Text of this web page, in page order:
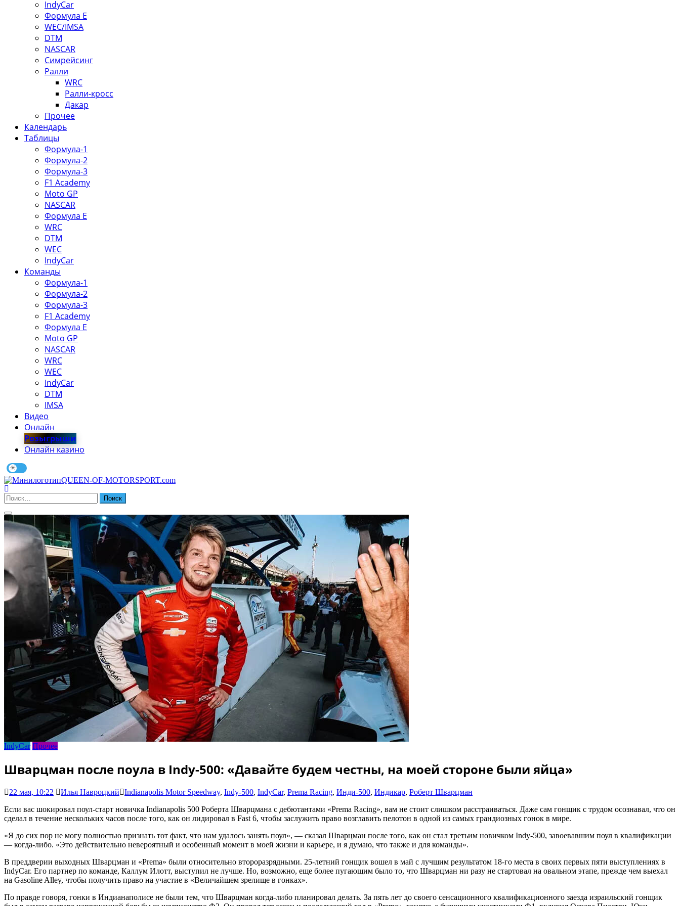
IndyCar
Формула Е
WEC/IMSA
DTM
NASCAR
Симрейсинг
Ралли
WRC
Ралли-кросс
Дакар
Прочее
Календарь
Таблицы
Формула-1
Формула-2
Формула-3
F1 Academy
Moto GP
NASCAR
Формула Е
WRC
DTM
WEC
IndyCar
Команды
Формула-1
Формула-2
Формула-3
F1 Academy
Формула Е
Moto GP
NASCAR
WRC
WEC
IndyCar
DTM
IMSA
Видео
Онлайн
Розыгрыши
Онлайн казино
QUEEN-OF-MOTORSPORT.com
Найти:
IndyCar Прочее
Шварцман после поула в Indy-500: «Давайте будем честны, на моей стороне были яйца»
22 мая, 10:22 Илья Навроцкий Indianapolis Motor Speedway, Indy-500, IndyCar, Prema Racing, Инди-500, Индикар, Роберт Шварцман
Если вас шокировал поул-старт новичка Indianapolis 500 Роберта Шварцмана с дебютантами «Prema Racing», вам не стоит слишком расстраиваться. Даже сам гонщик с трудом осознавал, что он
сделал в течение нескольких часов после того, как он лидировал в Fast 6, чтобы заслужить право возглавить пелотон в одной из самых грандиозных гонок в мире.
«Я до сих пор не могу полностью признать тот факт, что нам удалось занять поул», — сказал Шварцман после того, как он стал третьим новичком Indy-500, завоевавшим поул в квалификации
— когда-либо. «Это действительно невероятный и особенный момент в моей жизни и карьере, и я думаю, что также и для команды».
В преддверии выходных Шварцман и «Prema» были относительно второразрядными. 25-летний гонщик вошел в май с лучшим результатом 18-го места в своих первых пяти выступлениях в
IndyCar. Его партнер по команде, Каллум Илотт, выступил не лучше. Но, возможно, еще более пугающим было то, что Шварцман ни разу не стартовал на овальном этапе, прежде чем выехал
на Gasoline Alley, чтобы получить право на участие в «Величайшем зрелище в гонках».
По правде говоря, гонки в Индианаполисе не были тем, что Шварцман когда-либо планировал делать. За пять лет до своего сенсационного квалификационного заезда израильский гонщик